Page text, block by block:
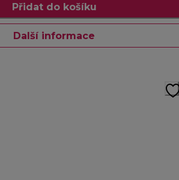
Přidat do košíku
Další informace